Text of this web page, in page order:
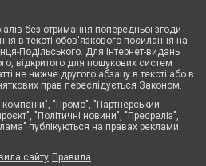
без отримання попередньої згоди
в тексті обов'язкового посилання на
Подільського. Для інтернет-видань
відкритого для пошукових систем
не нижче другого абзацу в тексті або в
прав переслідується Законом.
"Промо", "Партнерський
"Політичні новини", "Пресреліз",
публікуються на правах реклами.
сайту Правила